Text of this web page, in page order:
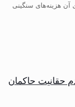
آن هزینه‌های سنگینی
حقانیت حاکمان